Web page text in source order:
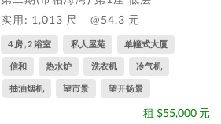
实用: 1,013 尺
@54.3 元
4 房 , 2 浴室 私人屋苑 单幢式大厦
信和 热水炉 洗衣机 冷气机
抽油烟机 望市景 望开扬景
租 $55,000 元